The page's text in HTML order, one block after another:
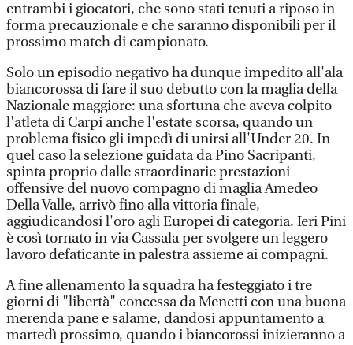
entrambi i giocatori, che sono stati tenuti a riposo in
forma precauzionale e che saranno disponibili per il
prossimo match di campionato.
Solo un episodio negativo ha dunque impedito all'ala
biancorossa di fare il suo debutto con la maglia della
Nazionale maggiore: una sfortuna che aveva colpito
l'atleta di Carpi anche l'estate scorsa, quando un
problema fisico gli impedì di unirsi all'Under 20. In
quel caso la selezione guidata da Pino Sacripanti,
spinta proprio dalle straordinarie prestazioni
offensive del nuovo compagno di maglia Amedeo
Della Valle, arrivò fino alla vittoria finale,
aggiudicandosi l'oro agli Europei di categoria. Ieri Pini
è così tornato in via Cassala per svolgere un leggero
lavoro defaticante in palestra assieme ai compagni.
A fine allenamento la squadra ha festeggiato i tre
giorni di "libertà" concessa da Menetti con una buona
merenda pane e salame, dandosi appuntamento a
martedì prossimo, quando i biancorossi inizieranno a